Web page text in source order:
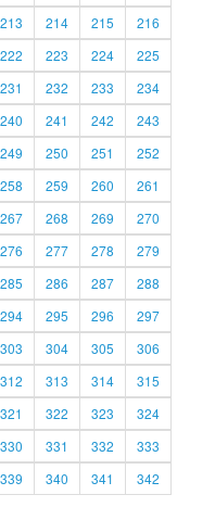
213 214 215
216
222 223 224
225
231 232 233
234
240 241 242
243
249 250 251
252
258 259 260
261
267 268 269
270
276 277 278
279
285 286 287
288
294 295 296
297
303 304 305
306
312 313 314
315
321 322 323
324
330 331 332
333
339 340 341
342